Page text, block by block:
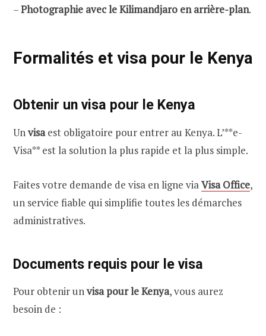
–Photographie avec le Kilimandjaro en arrière-plan.
Formalités et visa pour le Kenya
Obtenir un visa pour le Kenya
Unvisaest obligatoire pour entrer au Kenya. L’**e-
Visa** est la solution la plus rapide et la plus simple.
Faites votre demande de visa en ligne viaVisa Office,
un service fiable qui simplifie toutes les démarches
administratives.
Documents requis pour le visa
Pour obtenir unvisa pour le Kenya, vous aurez
besoin de :